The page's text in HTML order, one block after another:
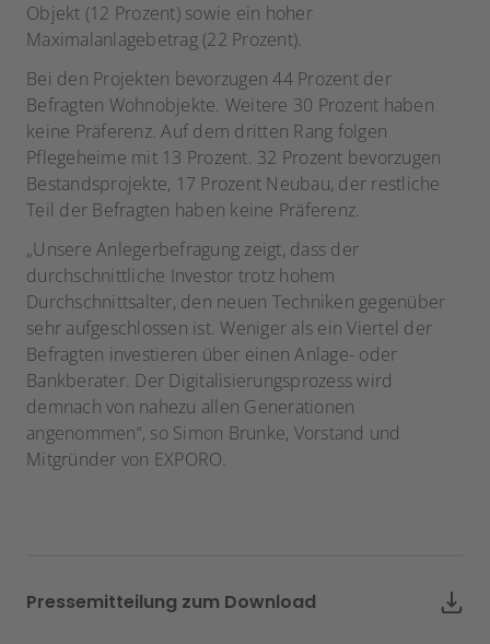
Objekt (12 Prozent) sowie ein hoher
Maximalanlagebetrag (22 Prozent).
Bei den Projekten bevorzugen 44 Prozent der
Befragten Wohnobjekte. Weitere 30 Prozent haben
keine Präferenz. Auf dem dritten Rang folgen
Pflegeheime mit 13 Prozent. 32 Prozent bevorzugen
Bestandsprojekte, 17 Prozent Neubau, der restliche
Teil der Befragten haben keine Präferenz.
„Unsere Anlegerbefragung zeigt, dass der
durchschnittliche Investor trotz hohem
Durchschnittsalter, den neuen Techniken gegenüber
sehr aufgeschlossen ist. Weniger als ein Viertel der
Befragten investieren über einen Anlage- oder
Bankberater. Der Digitalisierungsprozess wird
demnach von nahezu allen Generationen
angenommen“, so Simon Brunke, Vorstand und
Mitgründer von EXPORO.
Pressemitteilung zum Download